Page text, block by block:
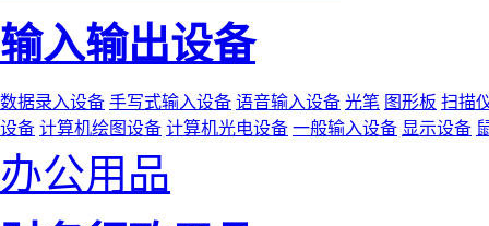
输入输出设备
数据录入设备 手写式输入设备 语音输入设备 光笔 图形板 扫描
设备 计算机绘图设备 计算机光电设备 一般输入设备 显示设备
办公用品